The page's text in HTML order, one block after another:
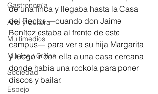
Gastronomía
Arte y Cultura
Multimedios
Música / Crítica
Sociedad
Espejo
de una finca y llegaba hasta la Casa
del Rector —cuando don Jaime
Benítez estaba al frente de este
campus— para ver a su hija Margarita
y luego ir con ella a una casa cercana
donde había una rockola para poner
discos y bailar.